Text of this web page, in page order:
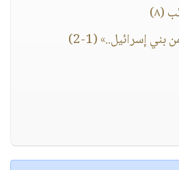
(٨)
إسرائيل..» (1-2)